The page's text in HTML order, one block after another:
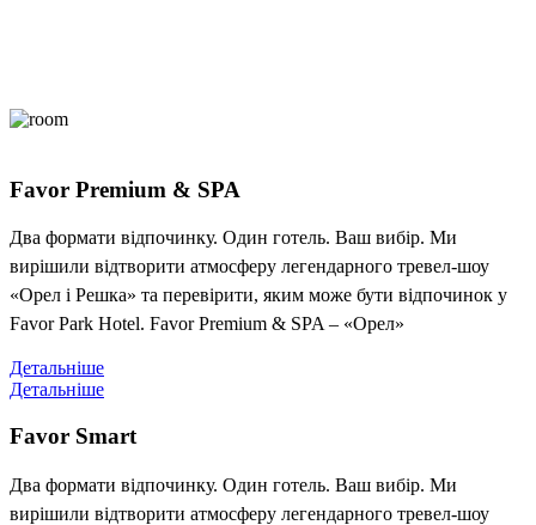
Favor Premium & SPA
Два формати відпочинку. Один готель. Ваш вибір. Ми
вирішили відтворити атмосферу легендарного тревел-шоу
«Орел і Решка» та перевірити, яким може бути відпочинок у
Favor Park Hotel. Favor Premium & SPA – «Орел»
Детальніше
Детальніше
Favor Smart
Два формати відпочинку. Один готель. Ваш вибір. Ми
вирішили відтворити атмосферу легендарного тревел-шоу